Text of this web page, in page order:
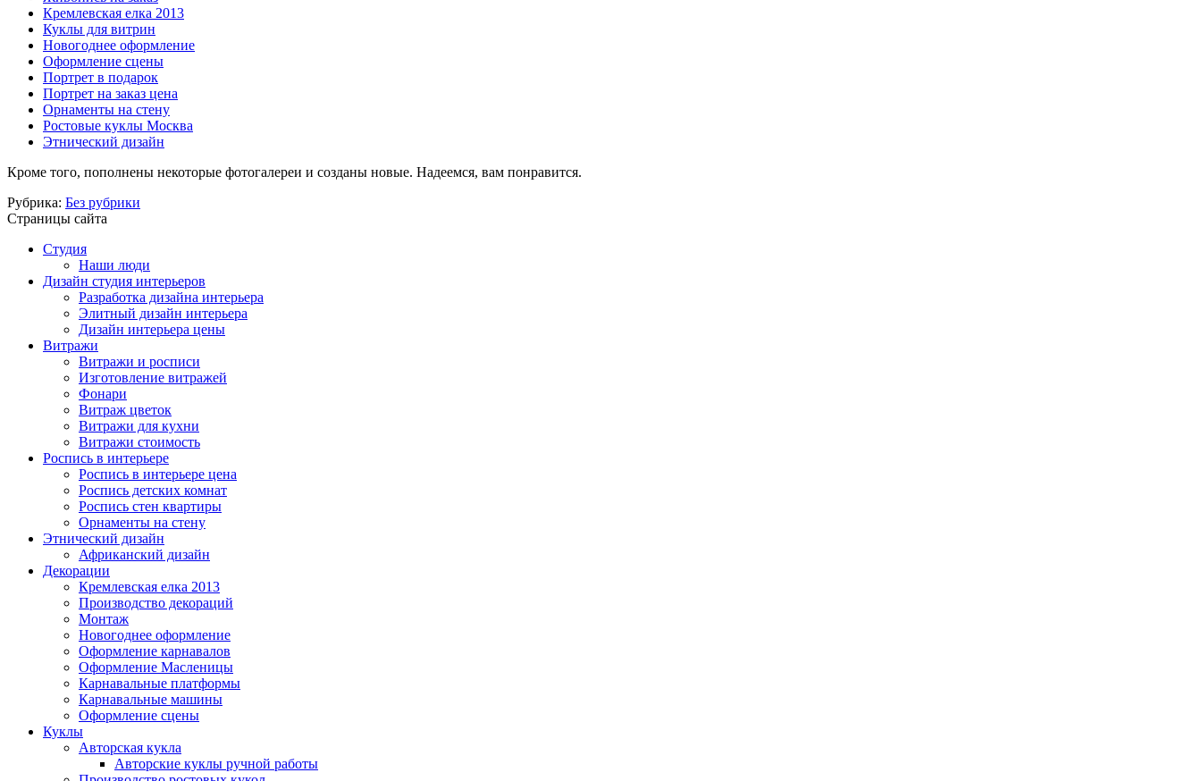
Кремлевская елка 2013
Куклы для витрин
Новогоднее оформление
Оформление сцены
Портрет в подарок
Портрет на заказ цена
Орнаменты на стену
Ростовые куклы Москва
Этнический дизайн
Кроме того, пополнены некоторые фотогалереи и созданы новые. Надеемся, вам понравится.
Рубрика: Без рубрики
Страницы сайта
Студия
Наши люди
Дизайн студия интерьеров
Разработка дизайна интерьера
Элитный дизайн интерьера
Дизайн интерьера цены
Витражи
Витражи и росписи
Изготовление витражей
Фонари
Витраж цветок
Витражи для кухни
Витражи стоимость
Роспись в интерьере
Роспись в интерьере цена
Роспись детских комнат
Роспись стен квартиры
Орнаменты на стену
Этнический дизайн
Африканский дизайн
Декорации
Кремлевская елка 2013
Производство декораций
Монтаж
Новогоднее оформление
Оформление карнавалов
Оформление Масленицы
Карнавальные платформы
Карнавальные машины
Оформление сцены
Куклы
Авторская кукла
Авторские куклы ручной работы